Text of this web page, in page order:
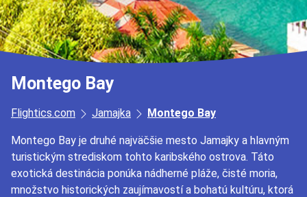
Montego Bay
Flightics.com Jamajka Montego Bay
Montego Bay je druhé najväčšie mesto Jamajky a hlavným
turistickým strediskom tohto karibského ostrova. Táto
exotická destinácia ponúka nádherné pláže, čisté moria,
množstvo historických zaujímavostí a bohatú kultúru, ktorá